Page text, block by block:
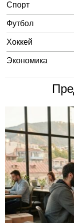
Спорт
Футбол
Хоккей
Экономика